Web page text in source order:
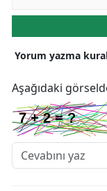
Yorum yazma
Aşağıdaki